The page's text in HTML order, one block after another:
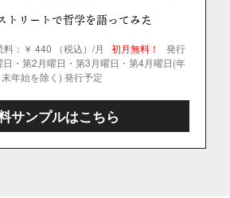
トリートで哲学を語ってみた
料：￥ 440 （税込）/月 初月無料！
発行
・第2月曜日・第3月曜日・第4月曜日(年
末年始を除く) 発行予定
サンプルはこちら